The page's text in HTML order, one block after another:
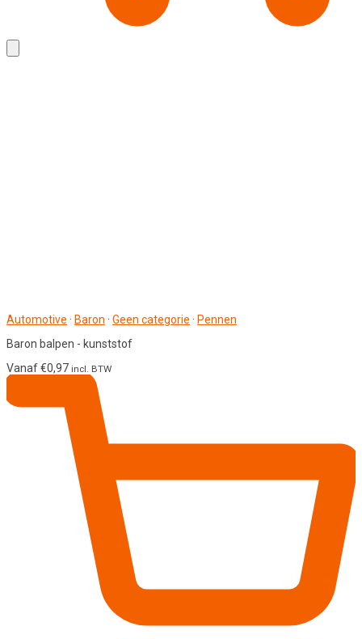
Automotive · Baron · Geen categorie · Pennen
Baron balpen - kunststof
Vanaf€0,97 incl. BTW